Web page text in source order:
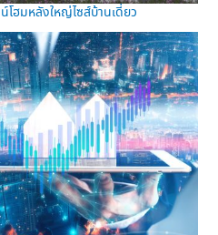
โฮมหลังใหญ่ไซส์บ้านเดี่ยว